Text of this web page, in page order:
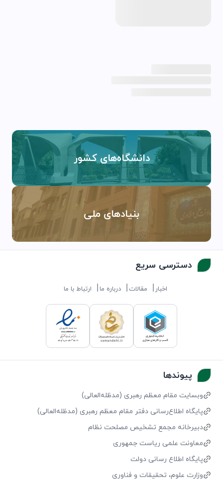
دانشگاه‌های کشور
بنیادهای ملی
دسترسی سریع
اخبار مقالات درباره ما ارتباط با ما
پیوندها
وبسایت مقام معظم رهبری (مد‌ظله‌العالی)
پایگاه اطلاع‌رسانی دفتر مقام معظم رهبری (مد‌ظله‌العالی)
دبیرخانه مجمع تشخیص مصلحت نظام
معاونت علمی ریاست جمهوری
پایگاه اطلاع رسانی دولت
وزارت علوم، تحقیقات و فناوری